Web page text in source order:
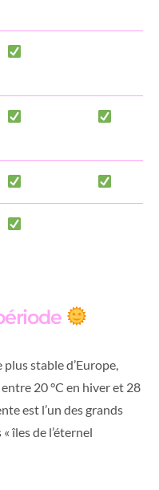
plus stable d’Europe,
20 °C en hiver et 28
est l’un des grands
îles de l’éternel